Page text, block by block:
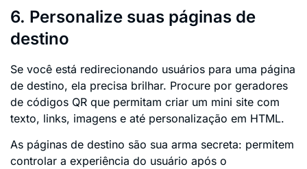
6. Personalize suas páginas de
destino
Se você está redirecionando usuários para uma página
de destino, ela precisa brilhar. Procure por geradores
de códigos QR que permitam criar um mini site com
texto, links, imagens e até personalização em HTML.
As páginas de destino são sua arma secreta: permitem
controlar a experiência do usuário após o